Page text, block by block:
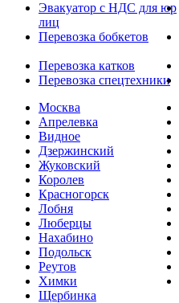
Эвакуатор с НДС для юр
лиц
Перевозка бобкетов
Перевозка катков
Перевозка спецтехники
Москва
Апрелевка
Видное
Дзержинский
Жуковский
Королев
Красногорск
Лобня
Люберцы
Нахабино
Подольск
Реутов
Химки
Щербинка